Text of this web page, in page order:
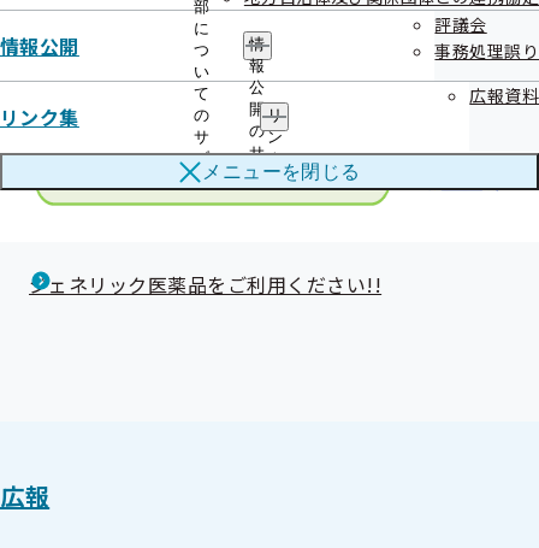
部
に
つ
い
て
の
サ
ブ
メ
ニ
情報公開
情
報
公
開
の
サ
ブ
メ
評議会
事務処理誤り
リンク集
リ
ン
ク
の
ニ
広報資料
メニューを閉じる
ジェネリック医薬品をご利用ください!!
広報